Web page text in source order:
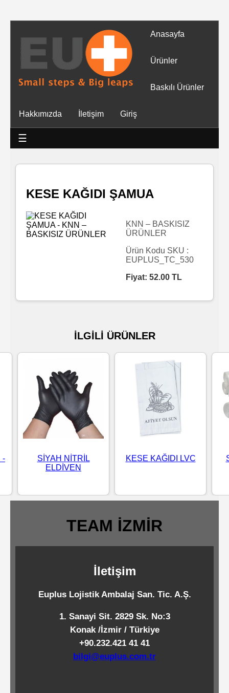
Anasayfa
Ürünler
Baskılı Ürünler
Hakkımızda İletişim Giriş
☰
Tüm
Ürünler
Mendiller
Baskılı
Islak
Rulo
Mendil
Mendiller
Su
Bazlı
Mendiller
Kolonyalı
Mendiller
Standart
Mendiller
Ürünleri
Temizlik
Kimyasalları
KESE KAĞIDI ŞAMUA
KNN – BASKISIZ
ÜRÜNLER
Ürün Kodu SKU :
EUPLUS_TC_530
Fiyat: 52.00 TL
İLGİLİ ÜRÜNLER
-
SİYAH NİTRİL
ELDİVEN
KESE KAĞIDI LVC
TEAM İZMİR
İletişim
Euplus Lojistik Ambalaj San. Tic. A.Ş.
1. Sanayi Sit. 2829 Sk. No:3
Konak /İzmir / Türkiye
+90.232.421 41 41
bilgi@euplus.com.tr